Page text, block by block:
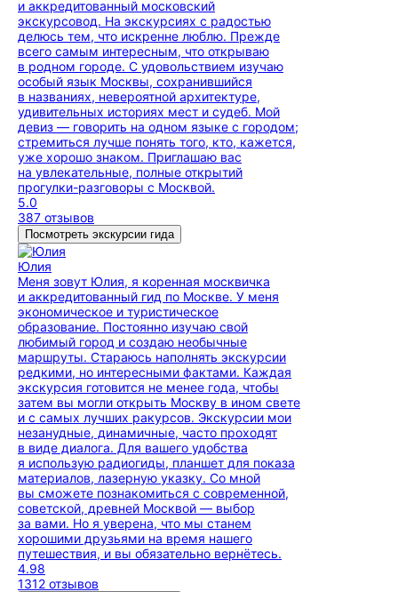
и аккредитованный московский
экскурсовод. На экскурсиях с радостью
делюсь тем, что искренне люблю. Прежде
всего самым интересным, что открываю
в родном городе. С удовольствием изучаю
особый язык Москвы, сохранившийся
в названиях, невероятной архитектуре,
удивительных историях мест и судеб. Мой
девиз — говорить на одном языке с городом;
стремиться лучше понять того, кто, кажется,
уже хорошо знаком. Приглашаю вас
на увлекательные, полные открытий
прогулки-разговоры с Москвой.
5.0
387 отзывов
Посмотреть экскурсии гида
Юлия
Меня зовут Юлия, я коренная москвичка
и аккредитованный гид по Москве. У меня
экономическое и туристическое
образование. Постоянно изучаю свой
любимый город и создаю необычные
маршруты. Стараюсь наполнять экскурсии
редкими, но интересными фактами. Каждая
экскурсия готовится не менее года, чтобы
затем вы могли открыть Москву в ином свете
и с самых лучших ракурсов. Экскурсии мои
незанудные, динамичные, часто проходят
в виде диалога. Для вашего удобства
я использую радиогиды, планшет для показа
материалов, лазерную указку. Со мной
вы сможете познакомиться с современной,
советской, древней Москвой — выбор
за вами. Но я уверена, что мы станем
хорошими друзьями на время нашего
путешествия, и вы обязательно вернётесь.
4.98
1312 отзывов